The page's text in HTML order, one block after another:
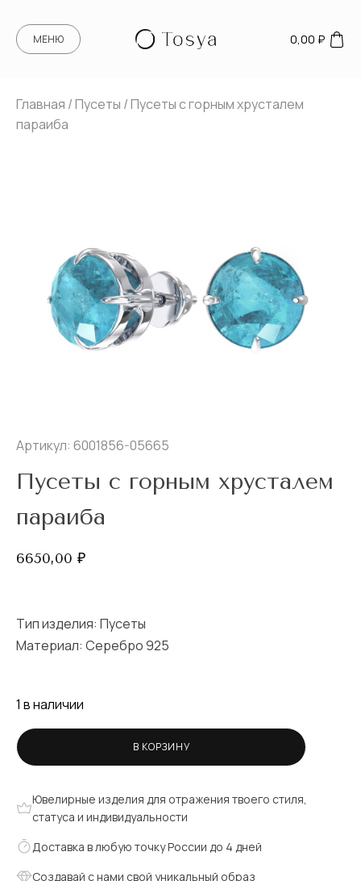
МЕНЮ 0,00 ₽
Главная /Пусеты / Пусеты с горным хрусталем
параиба
Артикул: 6001856-05665
Пусеты с горным хрусталем
параиба
6650,00 ₽
Тип изделия: Пусеты
Материал: Серебро 925
1 в наличии
В КОРЗИНУ
Ювелирные изделия для отражения твоего стиля,
статуса и индивидуальности
Доставка в любую точку России до 4 дней
Создавай с нами свой уникальный образ